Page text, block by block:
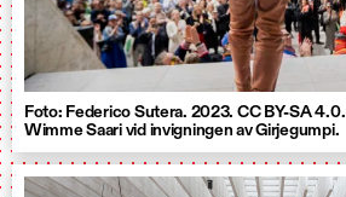
Foto: Federico Sutera. 2023. CC BY-SA 4.0.
Wimme Saari vid invigningen av Girjegumpi.